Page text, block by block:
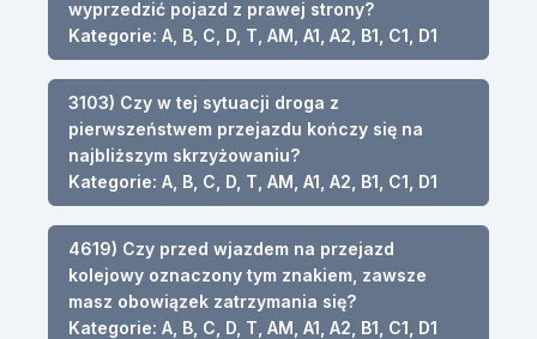
wyprzedzić pojazd z prawej strony?
Kategorie: A, B, C, D, T, AM, A1, A2, B1, C1, D1
3103) Czy w tej sytuacji droga z
pierwszeństwem przejazdu kończy się na
najbliższym skrzyżowaniu?
Kategorie: A, B, C, D, T, AM, A1, A2, B1, C1, D1
4619) Czy przed wjazdem na przejazd
kolejowy oznaczony tym znakiem, zawsze
masz obowiązek zatrzymania się?
Kategorie: A, B, C, D, T, AM, A1, A2, B1, C1, D1